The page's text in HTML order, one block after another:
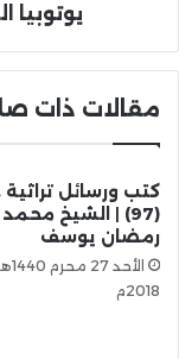
يوتوبيا
مقالات ذات
كتب ورسائل تراثية
(97) | الشيخ محمد
رمضان يوسف
2018م